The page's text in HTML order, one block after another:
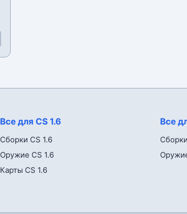
Все для CS 1.6
Сборки CS 1.6
Оружие CS 1.6
Карты CS 1.6
Все